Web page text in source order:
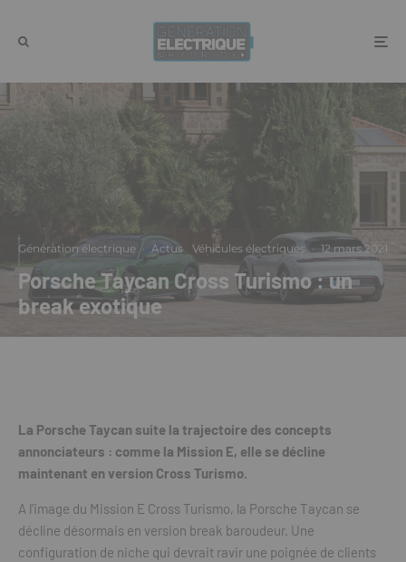
Génération électrique · Actus Véhicules électriques · 12 mars 2021
Porsche Taycan Cross Turismo : un
break exotique
La Porsche Taycan suite la trajectoire des concepts
annonciateurs : comme la Mission E, elle se décline
maintenant en version Cross Turismo.
A l’image du Mission E Cross Turismo, la Porsche Taycan se
décline désormais en version break baroudeur. Une
configuration de niche qui devrait ravir une poignée de clients